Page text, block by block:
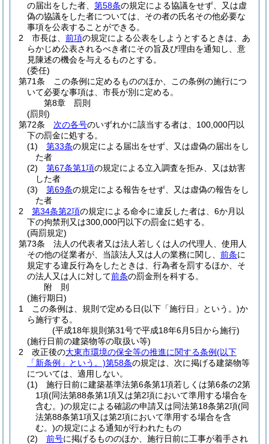
の届出をした者、 第58条の規定による協議をせず、又は虚
偽の協議をした者については、その者の氏名その他必要な
事項を公表することができる。
2
市長は、 前項の規定による公表をしようとするときは、あ
らかじめ公表されるべき者にその旨及び理由を通知し、意
見陳述の機会を与えるものとする。
(委任)
第71条
この条例に定めるもののほか、この条例の施行につ
いて必要な事項は、市長が別に定める。
第8章
罰則
(罰則)
第72条
次の各号のいずれかに該当する者は、100,000円以
下の罰金に処する。
(1)
第33条の規定による届出をせず、又は虚偽の届出をし
た者
(2)
第67条第1項の規定による立入調査を拒み、又は妨害
した者
(3)
第69条の規定による報告をせず、又は虚偽の報告をし
た者
2
第34条第2項の規定による命令に違反した者は、6か月以
下の拘禁刑又は300,000円以下の罰金に処する。
(両罰規定)
第73条
法人の代表者又は法人若しくは人の代理人、使用人
その他の従業者が、当該法人又は人の業務に関し、 前条に
規定する違反行為をしたときは、行為者を罰するほか、そ
の法人又は人に対して前条の罰金刑を科する。
附 則
(施行期日)
1
この条例は、規則で定める日(以下「施行日」という。)か
ら施行する。
(平成18年規則第31号で平成18年6月5日から施行)
(施行日前の建築物等の取扱い等)
2
改正後の大東市環境の保全等の推進に関する条例(以下
「新条例」という。)第58条の規定は、次に掲げる建築物等
については、適用しない。
(1)
施行日前に建築基準法第6条第1項若しくは第6条の2第
1項(同法第88条第1項又は第2項において準用する場合を
含む。)の規定による確認の申請又は同法第18条第2項(同
法第88条第1項又は第2項において準用する場合を含
む。)の規定による通知が行われたもの
(2)
前号に掲げるもののほか、施行日前に工事が着手され